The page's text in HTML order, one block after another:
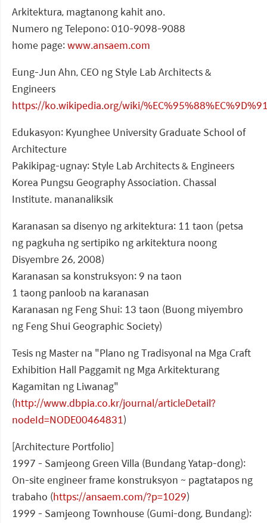
Arkitektura, magtanong kahit ano.
Numero ng Telepono: 010-9098-9088
home page:www.ansaem.com
Eung-Jun Ahn, CEO ng Style Lab Architects &
Engineers
https://ko.wikipedia.org/wiki/
Edukasyon: Kyunghee University Graduate School of
Architecture
Pakikipag-ugnay: Style Lab Architects & Engineers
Korea Pungsu Geography Association. Chassal
Institute. mananaliksik
Karanasan sa disenyo ng arkitektura: 11 taon (petsa
ng pagkuha ng sertipiko ng arkitektura noong
Disyembre 26, 2008)
Karanasan sa konstruksyon: 9 na taon
1 taong panloob na karanasan
Karanasan ng Feng Shui: 13 taon (Buong miyembro
ng Feng Shui Geographic Society)
Tesis ng Master na "Plano ng Tradisyonal na Mga Craft
Exhibition Hall Paggamit ng Mga Arkitekturang
Kagamitan ng Liwanag"
(http://www.dbpia.co.kr/journal/articleDetail?
nodeId=NODE00464831)
[Architecture Portfolio]
1997 - Samjeong Green Villa (Bundang Yatap-dong):
On-site engineer frame konstruksyon ~ pagtatapos ng
trabaho (https://ansaem.com/?p=1029)
1999 - Samjeong Townhouse (Gumi-dong, Bundang):